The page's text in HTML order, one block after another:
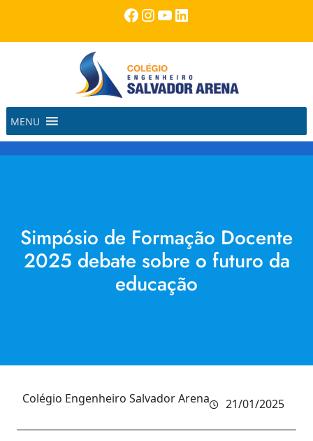
o
Facebook
Instagram
Youtube
LinkedIn
MENU
Simpósio de Formação Docente
2025 debate sobre o futuro da
educação
Colégio Engenheiro Salvador Arena 21/01/2025